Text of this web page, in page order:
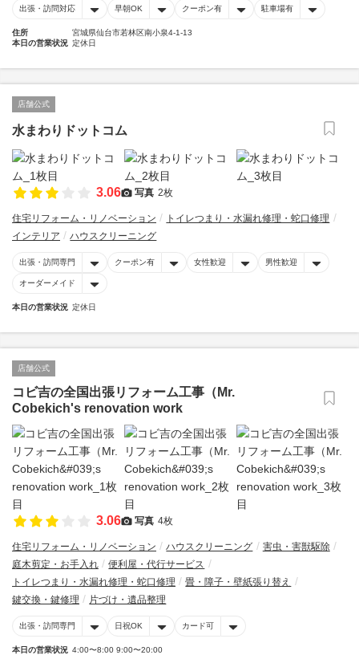
出張・訪問対応 早朝OK クーポン有 駐車場有
住所
宮城県仙台市若林区南小泉4-1-13
本日の営業状況 定休日
店舗公式
水まわりドットコム
3.06 写真 2枚
住宅リフォーム・リノベーション
トイレつまり・水漏れ修理・蛇口修理
インテリア
ハウスクリーニング
出張・訪問専門 クーポン有 女性歓迎 男性歓迎
オーダーメイド
本日の営業状況 定休日
店舗公式
コビ吉の全国出張リフォーム工事（Mr.
Cobekich's renovation work
3.06 写真 4枚
住宅リフォーム・リノベーション ハウスクリーニング
害虫・害獣駆除
庭木剪定・お手入れ
便利屋・代行サービス
トイレつまり・水漏れ修理・蛇口修理
畳・障子・壁紙張り替え
鍵交換・鍵修理
片づけ・遺品整理
出張・訪問専門 日祝OK カード可
本日の営業状況 4:00〜8:00 9:00〜20:00